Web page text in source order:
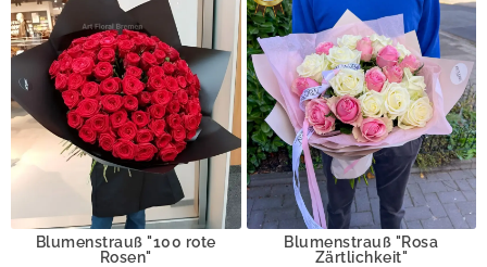
Blumenstrauß "100 rote
Rosen"
Blumenstrauß "Rosa
Zärtlichkeit"